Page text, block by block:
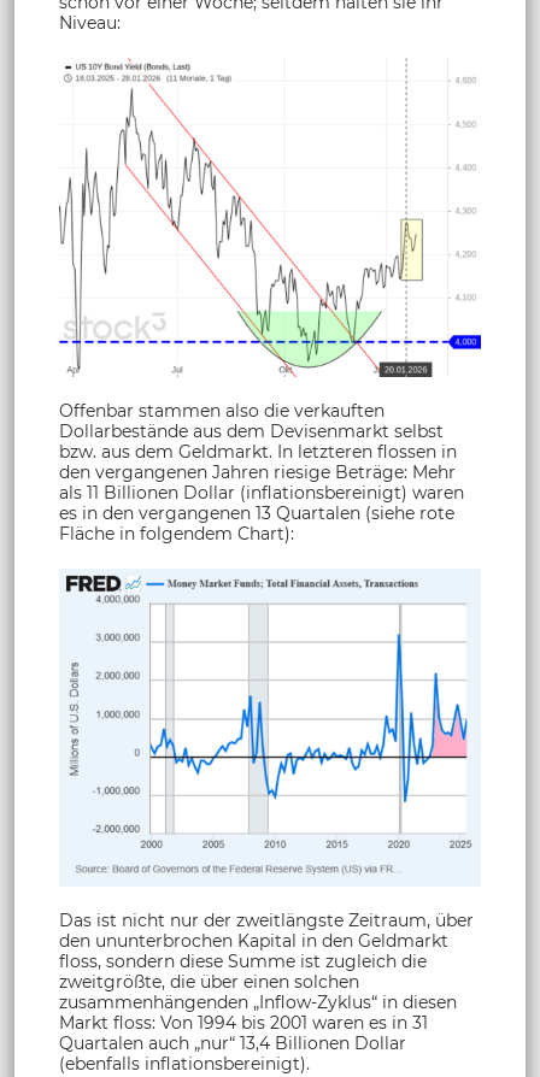
Niveau:
Offenbar stammen also die verkauften
Dollarbestände aus dem Devisenmarkt selbst
bzw. aus dem Geldmarkt. In letzteren flossen in
den vergangenen Jahren riesige Beträge: Mehr
als 11 Billionen Dollar (inflationsbereinigt) waren
es in den vergangenen 13 Quartalen (siehe rote
Fläche in folgendem Chart):
Das ist nicht nur der zweitlängste Zeitraum, über
den ununterbrochen Kapital in den Geldmarkt
floss, sondern diese Summe ist zugleich die
zweitgrößte, die über einen solchen
zusammenhängenden „Inflow-Zyklus“ in diesen
Markt floss: Von 1994 bis 2001 waren es in 31
Quartalen auch „nur“ 13,4 Billionen Dollar
(ebenfalls inflationsbereinigt).